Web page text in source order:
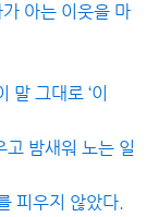
아는 이웃을 마
말 그대로 ‘이
고 밤새워 노는 일
피우지 않았다.